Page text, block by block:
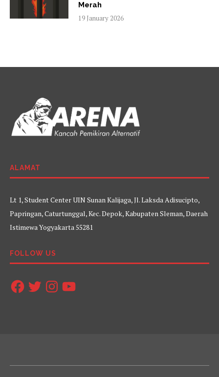
Merah
19 January 2026
ALAMAT
Lt 1, Student Center UIN Sunan Kalijaga, Jl. Laksda Adisucipto,
Papringan, Caturtunggal, Kec. Depok, Kabupaten Sleman, Daerah
Istimewa Yogyakarta 55281
FOLLOW US
FacebookTwitterInstagram
YouTube